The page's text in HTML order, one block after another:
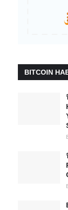
BITCOIN